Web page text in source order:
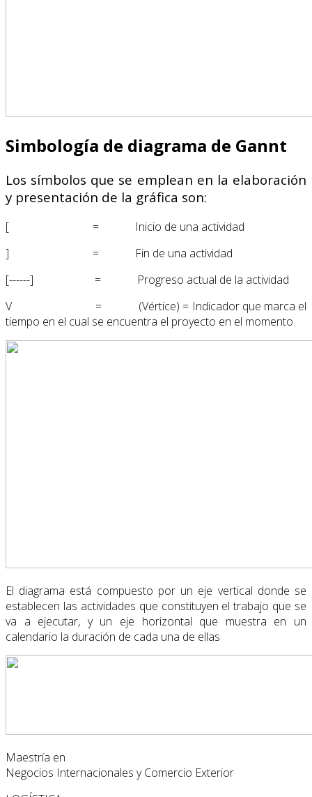
Simbología de diagrama de Gannt
Los símbolos que se emplean en la elaboración
y presentación de la gráfica son:
[ = Inicio de una actividad
] = Fin de una actividad
[------] = Progreso actual de la actividad
V = (Vértice) = Indicador que marca el
tiempo en el cual se encuentra el proyecto en el momento.
El diagrama está compuesto por un eje vertical donde se
establecen las actividades que constituyen el trabajo que se
va a ejecutar, y un eje horizontal que muestra en un
calendario la duración de cada una de ellas
Maestría en
Negocios Internacionales y Comercio Exterior